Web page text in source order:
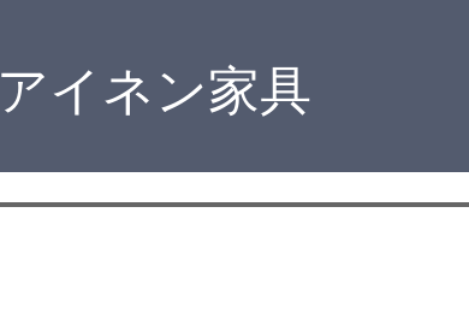
アイネン家具